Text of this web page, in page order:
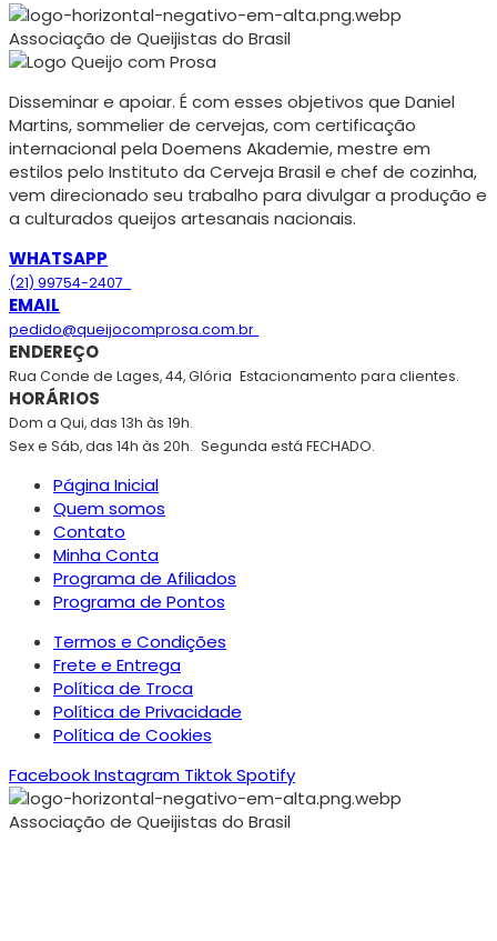
Associação de Queijistas do Brasil
Disseminar e apoiar. É com esses objetivos que Daniel
Martins, sommelier de cervejas, com certificação
internacional pela Doemens Akademie, mestre em
estilos pelo Instituto da Cerveja Brasil e chef de cozinha,
vem direcionado seu trabalho para divulgar a produção e
a culturados queijos artesanais nacionais.
WHATSAPP
(21) 99754-2407
EMAIL
pedido@queijocomprosa.com.br
ENDEREÇO
Rua Conde de Lages, 44, Glória Estacionamento para clientes.
HORÁRIOS
Dom a Qui, das 13h às 19h.
Sex e Sáb, das 14h às 20h. Segunda está FECHADO.
Página Inicial
Quem somos
Contato
Minha Conta
Programa de Afiliados
Programa de Pontos
Termos e Condições
Frete e Entrega
Política de Troca
Política de Privacidade
Política de Cookies
FacebookInstagram TiktokSpotify
Associação de Queijistas do Brasil